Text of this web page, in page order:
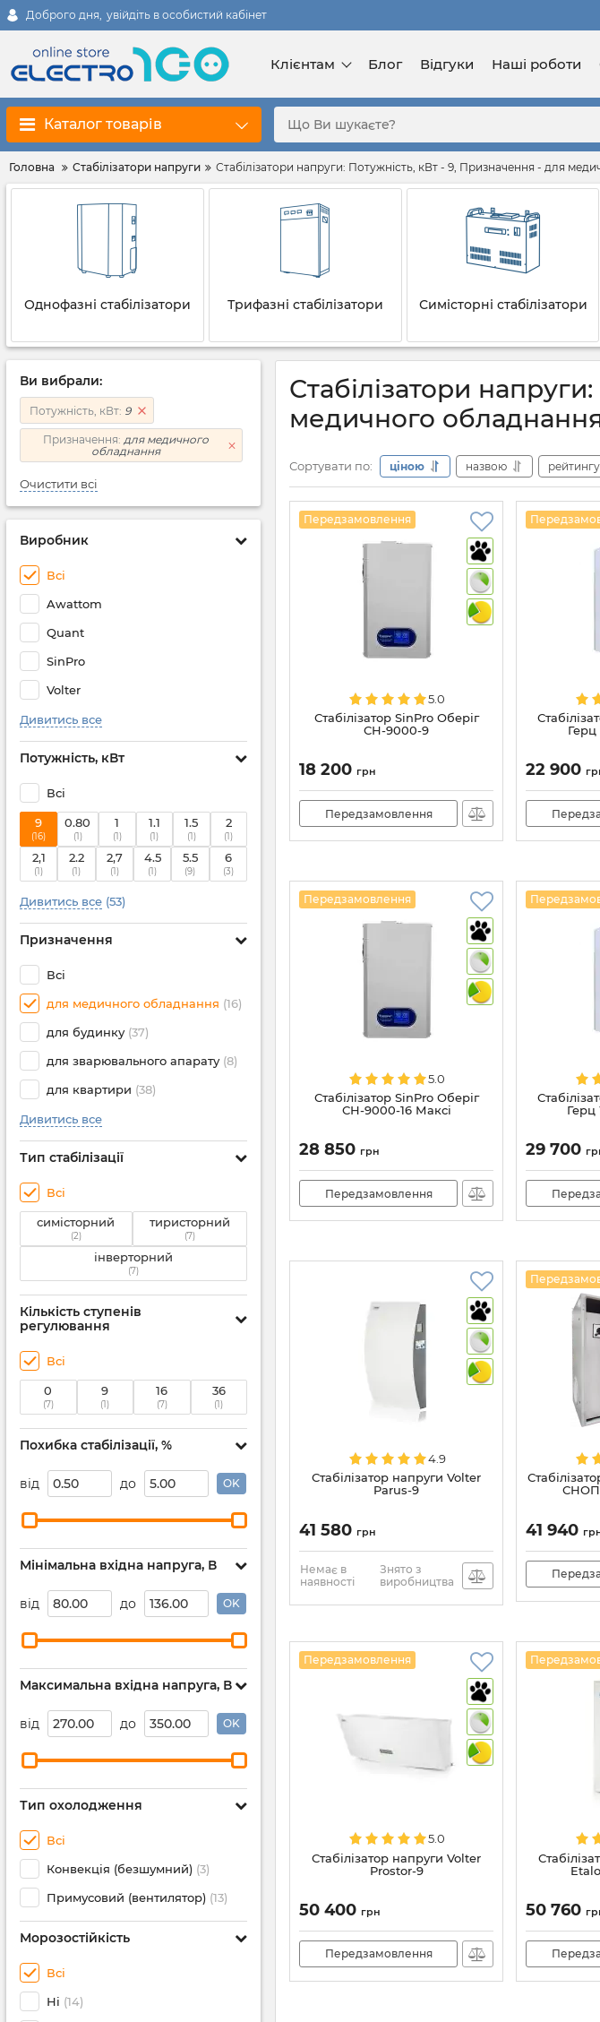
Доброго дня, увійдіть в особистий кабінет
Клієнтам Блог Відгуки Наші роботи
Каталог товарів
Головна Стабілізатори напруги Стабілізатори напруги: Потужність, кВт - 9, Призначення - для
Однофазні стабілізатори Трифазні стабілізатори Симісторні стабілізатори
Ви вибрали:
Потужність, кВт: 9
Призначення: для медичного
обладнання
Очистити всі
Виробник
Всі
Awattom
Quant
SinPro
Volter
Дивитись все
Потужність, кВт
Всі
9
(16)
0.80
(1)
1
(1)
1.1
(1)
1.5
(1)
2
(1)
2,1
(1)
2.2
(1)
2,7
(1)
4.5
(1)
5.5
(9)
6
(3)
Дивитись все (53)
Призначення
Всі
для медичного обладнання (16)
для будинку (37)
для зварювального апарату (8)
для квартири (38)
Дивитись все
Тип стабілізації
Всі
симісторний
(2)
тиристорний
(7)
інверторний
(7)
Кількість ступенів
регулювання
Всі
0
(7)
9
(1)
16
(7)
36
(1)
Похибка стабілізації, %
від до OK
Мінімальна вхідна напруга, В
від до OK
Максимальна вхідна напруга, В
від до OK
Тип охолодження
Всі
Конвекція (безшумний) (3)
Примусовий (вентилятор) (13)
Морозостійкість
Всі
Ні (14)
Стабілізатори
медичного
Сортувати по: ціною назвою рейтингу
Передзамовлення
5.0
Стабілізатор SinPro Оберіг
СН-9000-9
18 200 грн
Передзамовлення
Герц
22 900
Передзамовлення
5.0
Стабілізатор SinPro Оберіг
СН-9000-16 Максі
28 850 грн
Передзамовлення
Герц
29 700
4.9
Стабілізатор напруги Volter
Parus-9
41 580 грн
Немає в
наявності
Знято з
виробництва
41 940
Передзамовлення
5.0
Стабілізатор напруги Volter
Prostor-9
50 400 грн
Передзамовлення
50 760